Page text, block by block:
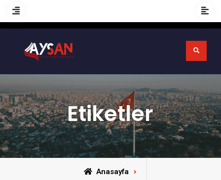
Etiketler
Anasayfa